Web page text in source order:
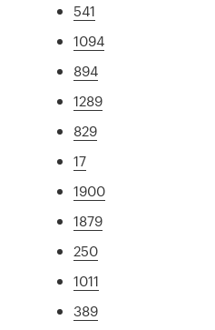
541
1094
894
1289
829
17
1900
1879
250
1011
389